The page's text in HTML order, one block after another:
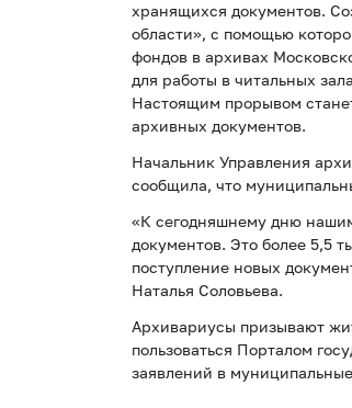
хранящихся документов.
области», с помощью
фондов в архивах
для работы в читальных
Настоящим прорывом
архивных документов.
Начальник Управления
сообщила, что
«К сегодняшнему дню
документов. Это более 5,5
поступление новых
Наталья Соловьева.
Архивариусы призывают
пользоваться Порталом
заявлений в